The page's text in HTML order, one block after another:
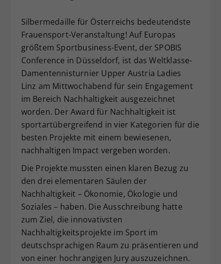
Silbermedaille für Österreichs bedeutendste
Frauensport-Veranstaltung! Auf Europas
größtem Sportbusiness-Event, der SPOBIS
Conference in Düsseldorf, ist das Weltklasse-
Damentennisturnier Upper Austria Ladies
Linz am Mittwochabend für sein Engagement
im Bereich Nachhaltigkeit ausgezeichnet
worden. Der Award für Nachhaltigkeit ist
sportartübergreifend in vier Kategorien für die
besten Projekte mit einem bewiesenen,
nachhaltigen Impact vergeben worden.
Die Projekte mussten einen klaren Bezug zu
den drei elementaren Säulen der
Nachhaltigkeit – Ökonomie, Ökologie und
Soziales – haben. Die Ausschreibung hatte
zum Ziel, die innovativsten
Nachhaltigkeitsprojekte im Sport im
deutschsprachigen Raum zu präsentieren und
von einer hochrangigen Jury auszuzeichnen.
Zweck
Einstellungen. Unter anderem eine
zufällig generierte ID, für die
historische Speicherung Ihrer
vorgenommen Einstellungen, falls der
Webseiten-Betreiber dies eingestellt
hat.